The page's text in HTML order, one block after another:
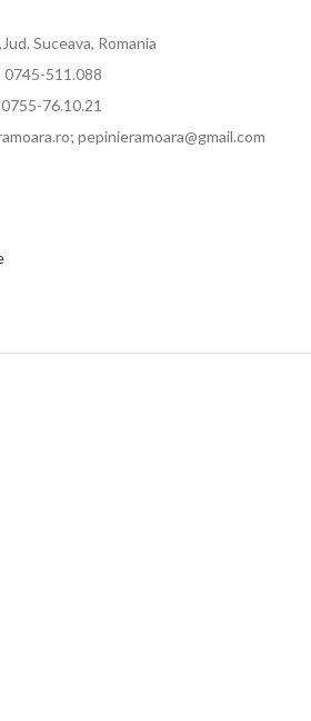
Suceava, Romania
0745-511.088
76.10.21
pepinieramoara@gmail.com